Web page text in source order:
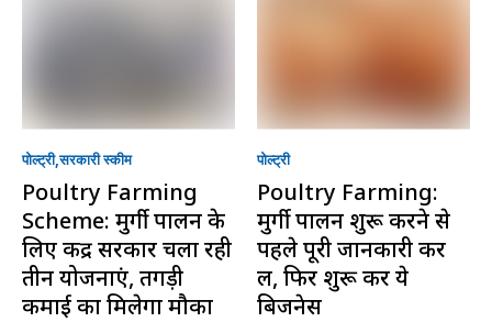
पोल्ट्री सरकारी स्की‍म
Poultry Farming
Scheme: मुर्गी पालन के
लिए केंद्र सरकार चला रही
तीन योजनाएं, तगड़ी
कमाई का मिलेगा मौका
पोल्ट्री
Poultry Farming:
मुर्गी पालन शुरू करने से
पहले पूरी जानकारी कर
लें, फिर शुरू करें ये
बिजनेस